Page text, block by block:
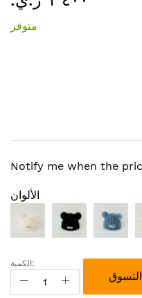
معرض
متوفر
Notify me when the
الألوان
الكمية: